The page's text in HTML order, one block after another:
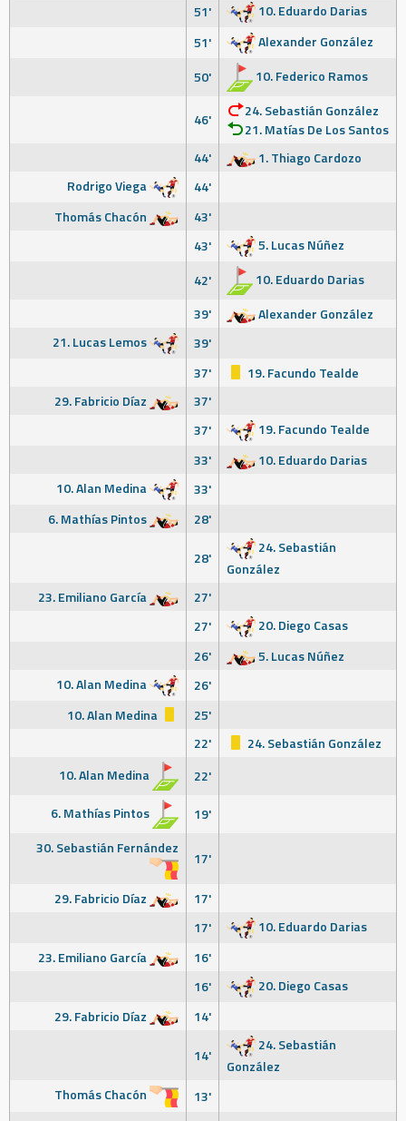
51'
10. Eduardo Darias
51'
Alexander González
50'
10. Federico Ramos
46'
24. Sebastián González
21. Matías De Los Santos
44'
1. Thiago Cardozo
Rodrigo Viega
44'
Thomás Chacón
43'
43'
5. Lucas Núñez
42'
10. Eduardo Darias
39'
Alexander González
21. Lucas Lemos
39'
37'
19. Facundo Tealde
29. Fabricio Díaz
37'
37'
19. Facundo Tealde
33'
10. Eduardo Darias
10. Alan Medina
33'
6. Mathías Pintos
28'
28'
24. Sebastián
González
23. Emiliano García
27'
27'
20. Diego Casas
26'
5. Lucas Núñez
10. Alan Medina
26'
10. Alan Medina
25'
22'
24. Sebastián González
10. Alan Medina
22'
6. Mathías Pintos
19'
30. Sebastián Fernández
17'
29. Fabricio Díaz
17'
17'
10. Eduardo Darias
23. Emiliano García
16'
16'
20. Diego Casas
29. Fabricio Díaz
14'
14'
24. Sebastián
González
Thomás Chacón
13'